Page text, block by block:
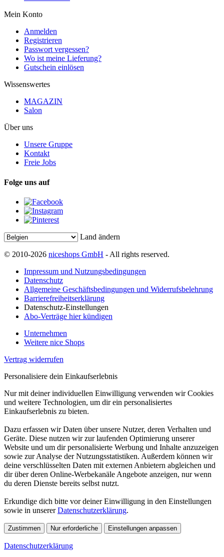
Mein Konto
Anmelden
Registrieren
Passwort vergessen?
Wo ist meine Lieferung?
Gutschein einlösen
Wissenswertes
MAGAZIN
Salon
Über uns
Unsere Gruppe
Kontakt
Freie Jobs
Folge uns auf
Land ändern
© 2010-2026 niceshops GmbH - All rights reserved.
Impressum und Nutzungsbedingungen
Datenschutz
Allgemeine Geschäftsbedingungen und Widerrufsbelehrung
Barrierefreiheitserklärung
Datenschutz-Einstellungen
Abo-Verträge hier kündigen
Unternehmen
Weitere nice Shops
Vertrag widerrufen
Personalisiere dein Einkaufserlebnis
Nur mit deiner individuellen Einwilligung verwenden wir Cookies
und weitere Technologien, um dir ein personalisiertes
Einkaufserlebnis zu bieten.
Dazu erfassen wir Daten über unsere Nutzer, deren Verhalten und
Geräte. Diese nutzen wir zur laufenden Optimierung unserer
Website und um dir personalisierte Werbung und Inhalte anzuzeigen
sowie zur Analyse der Nutzungsstatistiken. Außerdem können wir
deine verschlüsselten Daten mit externen Anbietern abgleichen und
dir über deren Online-Werbekanäle Angebote anzeigen, nur wenn
du deren Dienste bereits selbst nutzt.
Erkundige dich bitte vor deiner Einwilligung in den Einstellungen
sowie in unsererDatenschutzerklärung.
Zustimmen Nur erforderliche Einstellungen anpassen
Datenschutzerklärung